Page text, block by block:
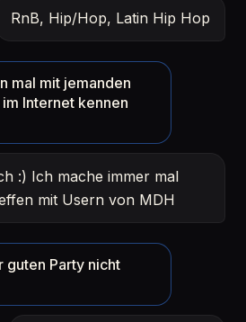
RnB, Hip/Hop, Latin Hip Hop
mal mit jemanden
Internet kennen
:) Ich mache immer mal
mit Usern von MDH
guten Party nicht